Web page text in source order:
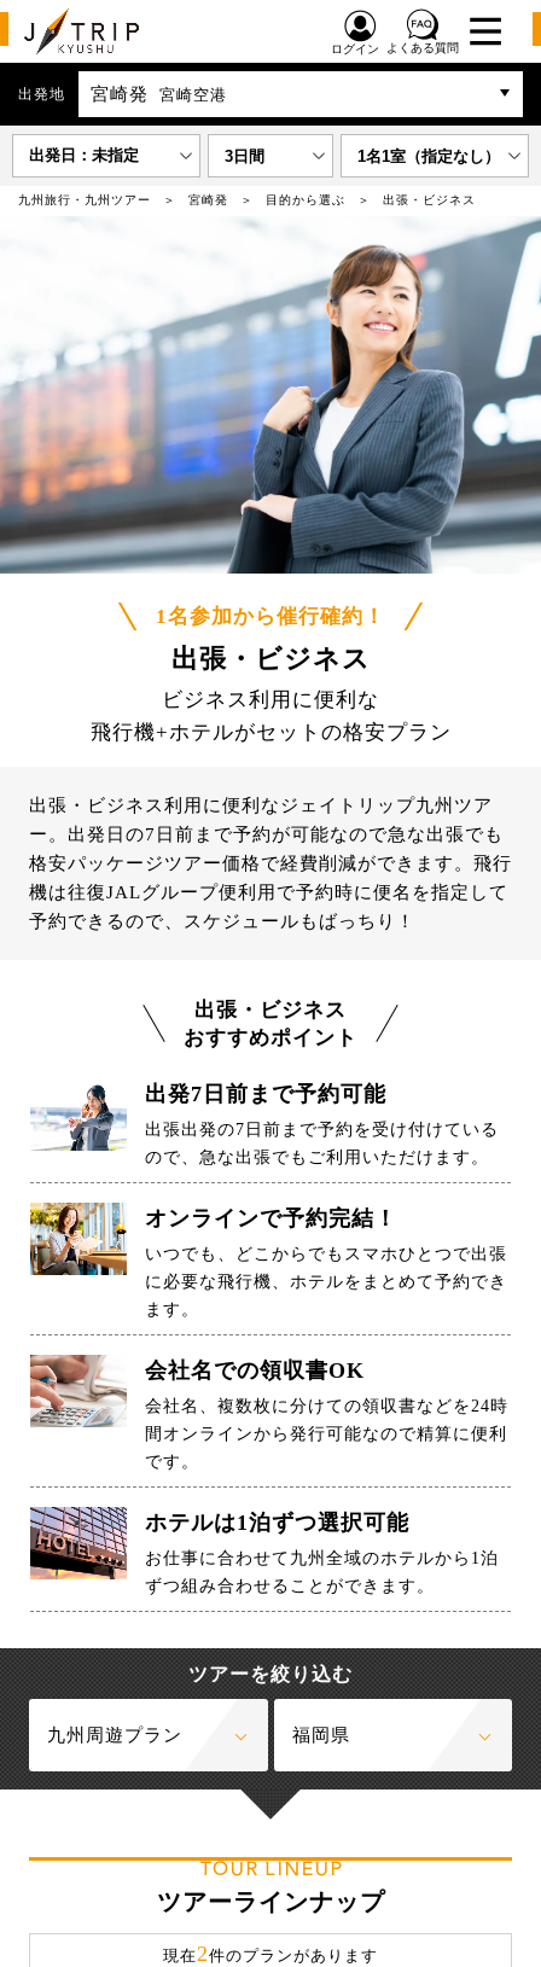
ログイン よくある質問
出発地 宮崎発 宮崎空港
出発日：未指定 3日間 1名1室（指定なし）
九州旅行・九州ツアー 宮崎発 目的から選ぶ 出張・ビジネス
1名参加から催行確約！
出張・ビジネス
ビジネス利用に便利な
飛行機+ホテルがセットの格安プラン
出張・ビジネス利用に便利なジェイトリップ九州ツア
ー。出発日の7日前まで予約が可能なので急な出張でも
格安パッケージツアー価格で経費削減ができます。飛行
機は往復JALグループ便利用で予約時に便名を指定して
予約できるので、スケジュールもばっちり！
出張・ビジネス
おすすめポイント
出発7日前まで予約可能
出張出発の7日前まで予約を受け付けている
ので、急な出張でもご利用いただけます。
オンラインで予約完結！
いつでも、どこからでもスマホひとつで出張
に必要な飛行機、ホテルをまとめて予約でき
ます。
会社名での領収書OK
会社名、複数枚に分けての領収書などを24時
間オンラインから発行可能なので精算に便利
です。
ホテルは1泊ずつ選択可能
お仕事に合わせて九州全域のホテルから1泊
ずつ組み合わせることができます。
ツアーを絞り込む
九州周遊プラン 福岡県
TOUR LINEUP
ツアーラインナップ
現在2件のプランがあります